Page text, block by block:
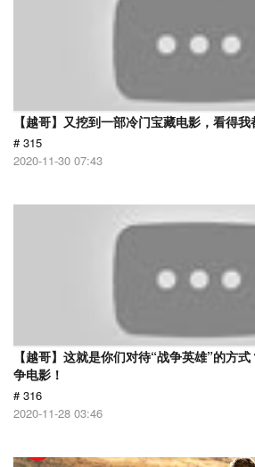
【越哥】又挖到一部冷门宝藏电影，看得
# 315
2020-11-30 07:43
【越哥】这就是你们对待“战争英雄”的方
争电影！
# 316
2020-11-28 03:46